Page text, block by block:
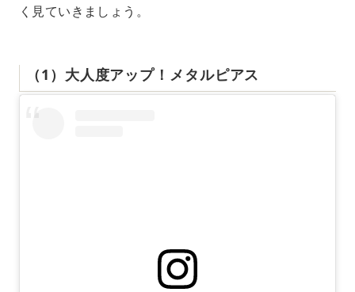
く見ていきましょう。
（1）大人度アップ！メタルピアス